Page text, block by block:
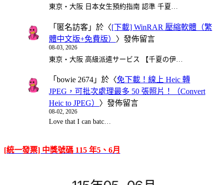
東京・大阪 日本女生預約指南 認準 千夏…
「 匿名訪客 」於〈[下載] WinRAR 壓縮軟體（繁
體中文版+免費版） 〉發佈留言
08-03, 2026
東京・大阪 高級派遣サービス 【千夏の伊…
「 bowie 2674 」於〈免下載！線上 Heic 轉
JPEG，可批次處理最多 50 張照片！（Convert
Heic to JPEG） 〉發佈留言
08-02, 2026
Love that I can batc…
[統一發票] 中獎號碼 115 年5、6月